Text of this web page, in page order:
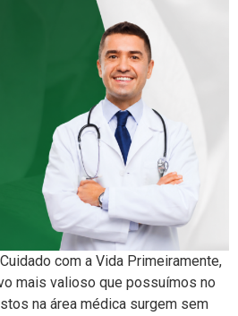
com a Vida Primeiramente,
mais valioso que possuímos no
na área médica surgem sem